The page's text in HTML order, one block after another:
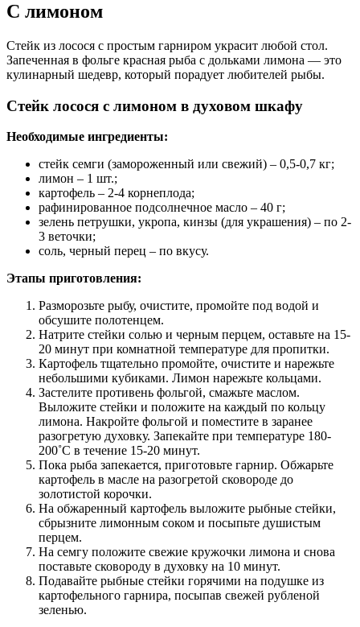
С лимоном
Стейк из лосося с простым гарниром украсит любой стол.
Запеченная в фольге красная рыба с дольками лимона — это
кулинарный шедевр, который порадует любителей рыбы.
Стейк лосося с лимоном в духовом шкафу
Необходимые ингредиенты:
стейк семги (замороженный или свежий) – 0,5-0,7 кг;
лимон – 1 шт.;
картофель – 2-4 корнеплода;
рафинированное подсолнечное масло – 40 г;
зелень петрушки, укропа, кинзы (для украшения) – по 2-
3 веточки;
соль, черный перец – по вкусу.
Этапы приготовления:
Разморозьте рыбу, очистите, промойте под водой и
обсушите полотенцем.
Натрите стейки солью и черным перцем, оставьте на 15-
20 минут при комнатной температуре для пропитки.
Картофель тщательно промойте, очистите и нарежьте
небольшими кубиками. Лимон нарежьте кольцами.
Застелите противень фольгой, смажьте маслом.
Выложите стейки и положите на каждый по кольцу
лимона. Накройте фольгой и поместите в заранее
разогретую духовку. Запекайте при температуре 180-
200˚С в течение 15-20 минут.
Пока рыба запекается, приготовьте гарнир. Обжарьте
картофель в масле на разогретой сковороде до
золотистой корочки.
На обжаренный картофель выложите рыбные стейки,
сбрызните лимонным соком и посыпьте душистым
перцем.
На семгу положите свежие кружочки лимона и снова
поставьте сковороду в духовку на 10 минут.
Подавайте рыбные стейки горячими на подушке из
картофельного гарнира, посыпав свежей рубленой
зеленью.